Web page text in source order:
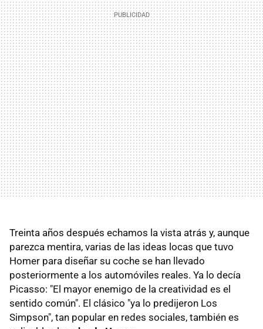
Treinta años después echamos la vista atrás y, aunque
parezca mentira, varias de las ideas locas que tuvo
Homer para diseñar su coche se han llevado
posteriormente a los automóviles reales. Ya lo decía
Picasso: "El mayor enemigo de la creatividad es el
sentido común". El clásico "ya lo predijeron Los
Simpson", tan popular en redes sociales, también es